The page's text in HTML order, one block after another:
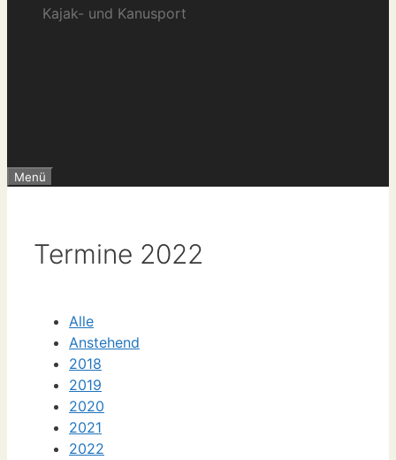
Kajak- und Kanusport
Menü
Termine 2022
Alle
Anstehend
2018
2019
2020
2021
2022